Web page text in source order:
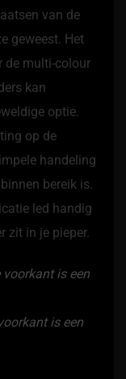
van de
geweest. Het
de multi-colour
kan
optie.
op de
handeling
bereik is.
led handig
zit in je pieper.
is een